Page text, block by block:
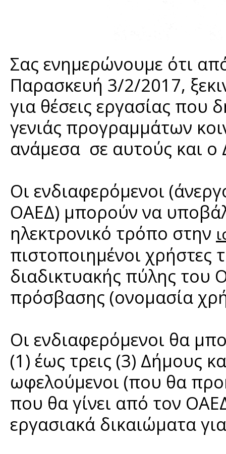
Σας ενημερώνουμε ότι
Παρασκευή 3/2/2017,
για θέσεις εργασίας που
γενιάς προγραμμάτων
ανάμεσα σε αυτούς και ο
Οι ενδιαφερόμενοι
ΟΑΕΔ) μπορούν να
ηλεκτρονικό τρόπο στην
πιστοποιημένοι χρήστες
διαδικτυακής πύλης
πρόσβασης (ονομασία
Οι ενδιαφερόμενοι θα
(1) έως τρεις (3) Δήμους
ωφελούμενοι (που θα
που θα γίνει από τον
εργασιακά δικαιώματα